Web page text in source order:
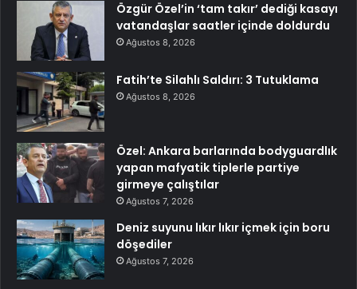
Özgür Özel’in ‘tam takır’ dediği kasayı
vatandaşlar saatler içinde doldurdu
Ağustos 8, 2026
Fatih’te Silahlı Saldırı: 3 Tutuklama
Ağustos 8, 2026
Özel: Ankara barlarında bodyguardlık
yapan mafyatik tiplerle partiye
girmeye çalıştılar
Ağustos 7, 2026
Deniz suyunu lıkır lıkır içmek için boru
döşediler
Ağustos 7, 2026